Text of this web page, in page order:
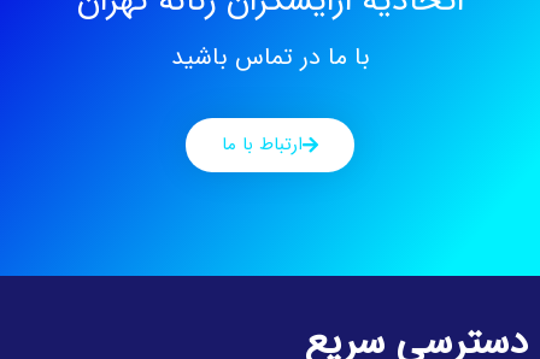
با ما در تماس باشید
ارتباط با ما
دسترسی سریع